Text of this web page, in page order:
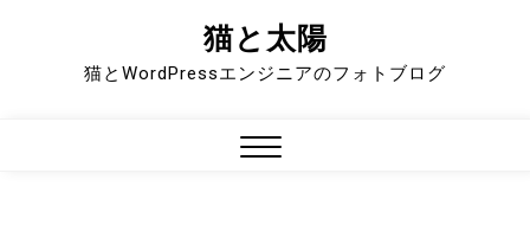
猫と太陽
猫とWordPressエンジニアのフォトブログ